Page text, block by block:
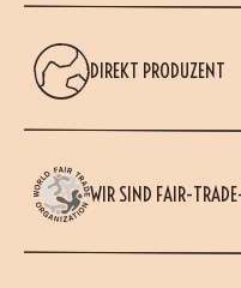
DIREKT PRODUZENT
WIR SIND FAIR-